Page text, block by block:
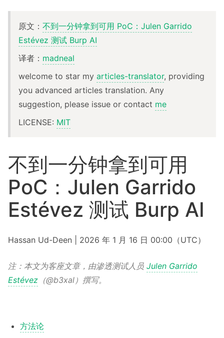
原文： 不到一分钟拿到可用 PoC：Julen Garrido
Estévez 测试 Burp AI
译者： madneal
welcome to star my articles-translator, providing
you advanced articles translation. Any
suggestion, please issue or contact me
LICENSE: MIT
不到一分钟拿到可用
PoC：Julen Garrido
Estévez 测试 Burp AI
Hassan Ud-Deen | 2026 年 1 月 16 日 00:00（UTC）
注：本文为客座文章，由渗透测试人员 Julen Garrido
Estévez （@b3xal）撰写。
方法论